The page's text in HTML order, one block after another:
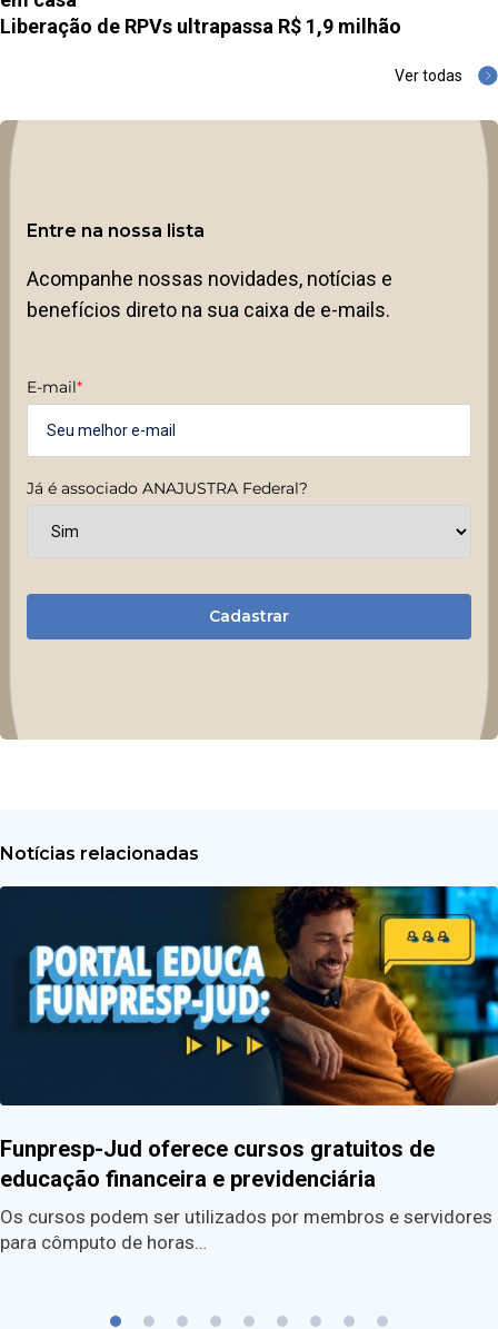
Liberação de RPVs ultrapassa R$ 1,9 milhão
Ver todas
Entre na nossa lista
Acompanhe nossas novidades, notícias e
benefícios direto na sua caixa de e-mails.
E-mail*
Já é associado ANAJUSTRA Federal?
Cadastrar
Notícias relacionadas
Funpresp-Jud oferece cursos gratuitos de
educação financeira e previdenciária
Os cursos podem ser utilizados por membros e servidores
para cômputo de horas…